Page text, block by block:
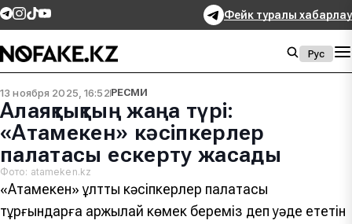
Фейк туралы хабарлау
Рус
13 ноября 2025, 16:52РЕСМИ
Алаяқтықтың жаңа түрі:
«Атамекен» кәсіпкерлер
палатасы ескерту жасады
Фото: atameken.kz
«Атамекен» ұлттық кәсіпкерлер палатасы
тұрғындарға қаржылай көмек береміз деп уәде ететін